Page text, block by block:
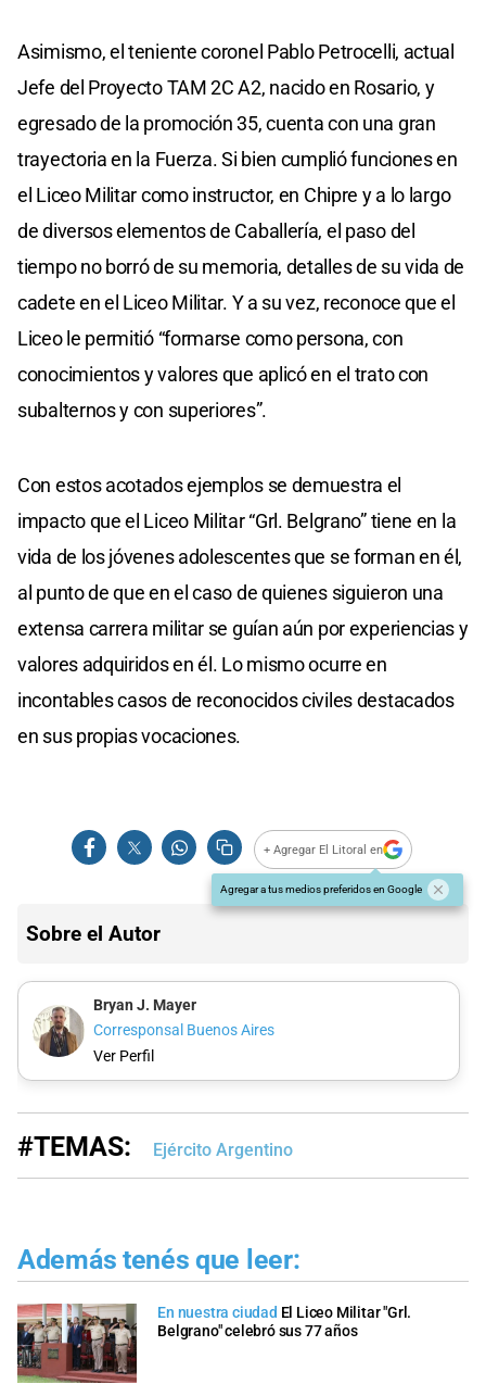
Asimismo, el teniente coronel Pablo Petrocelli, actual
Jefe del Proyecto TAM 2C A2, nacido en Rosario, y
egresado de la promoción 35, cuenta con una gran
trayectoria en la Fuerza. Si bien cumplió funciones en
el Liceo Militar como instructor, en Chipre y a lo largo
de diversos elementos de Caballería, el paso del
tiempo no borró de su memoria, detalles de su vida de
cadete en el Liceo Militar. Y a su vez, reconoce que el
Liceo le permitió “formarse como persona, con
conocimientos y valores que aplicó en el trato con
subalternos y con superiores”.
Con estos acotados ejemplos se demuestra el
impacto que el Liceo Militar “Grl. Belgrano” tiene en la
vida de los jóvenes adolescentes que se forman en él,
al punto de que en el caso de quienes siguieron una
extensa carrera militar se guían aún por experiencias y
valores adquiridos en él. Lo mismo ocurre en
incontables casos de reconocidos civiles destacados
en sus propias vocaciones.
+ Agregar El Litoral en
Agregar a tus medios preferidos en Google
Sobre el Autor
Bryan J. Mayer
Corresponsal Buenos Aires
Ver Perfil
#TEMAS: Ejército Argentino
Además tenés que leer:
En nuestra ciudad El Liceo Militar "Grl.
Belgrano" celebró sus 77 años